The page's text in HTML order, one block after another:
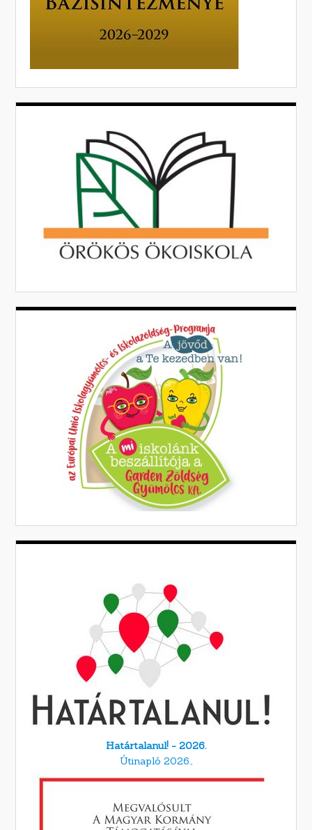
Határtalanul! - 2026.
Útinapló 2026.,